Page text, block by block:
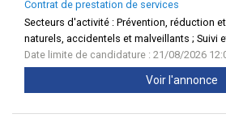
Contrat de prestation de services
Secteurs d'activité : Prévention, réduction
naturels, accidentels et malveillants ; Suivi
Date limite de candidature : 21/08/2026
Voir l'annonce